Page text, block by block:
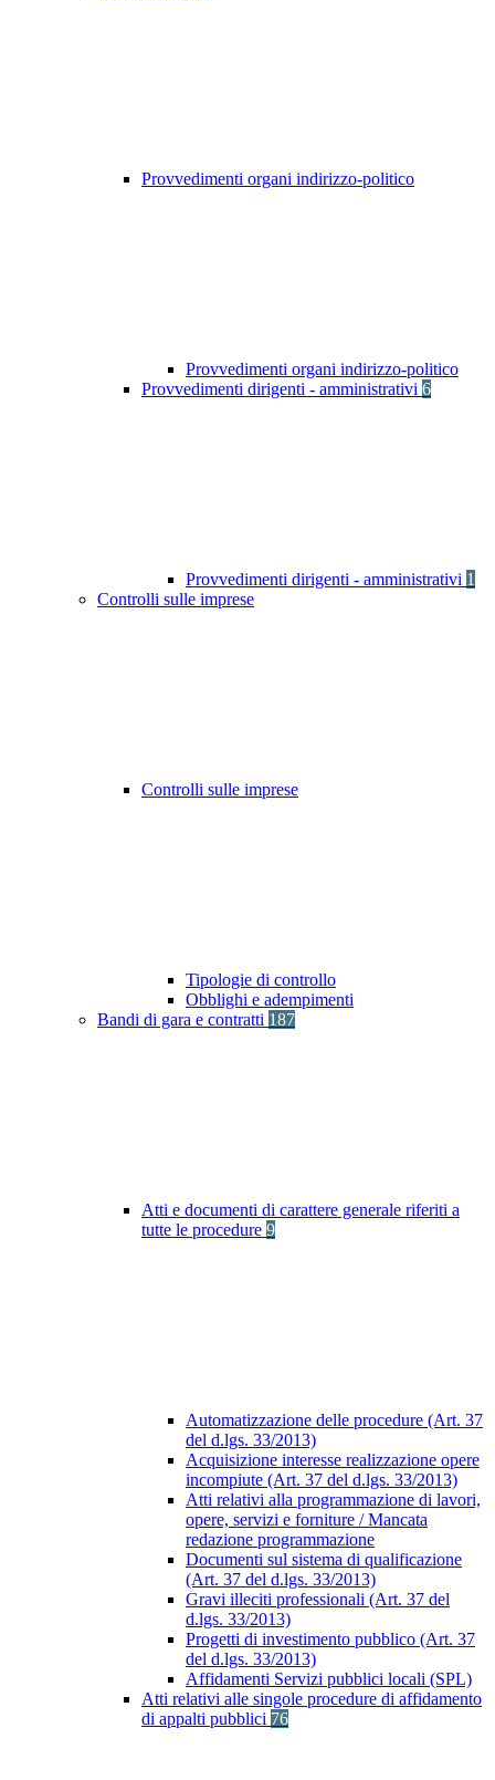
Provvedimenti organi indirizzo-politico
Provvedimenti organi indirizzo-politico
Provvedimenti dirigenti - amministrativi 6
Provvedimenti dirigenti - amministrativi 1
Controlli sulle imprese
Controlli sulle imprese
Tipologie di controllo
Obblighi e adempimenti
Bandi di gara e contratti 187
Atti e documenti di carattere generale riferiti a
tutte le procedure 9
Automatizzazione delle procedure (Art. 37
del d.lgs. 33/2013)
Acquisizione interesse realizzazione opere
incompiute (Art. 37 del d.lgs. 33/2013)
Atti relativi alla programmazione di lavori,
opere, servizi e forniture / Mancata
redazione programmazione
Documenti sul sistema di qualificazione
(Art. 37 del d.lgs. 33/2013)
Gravi illeciti professionali (Art. 37 del
d.lgs. 33/2013)
Progetti di investimento pubblico (Art. 37
del d.lgs. 33/2013)
Affidamenti Servizi pubblici locali (SPL)
Atti relativi alle singole procedure di affidamento
di appalti pubblici 76